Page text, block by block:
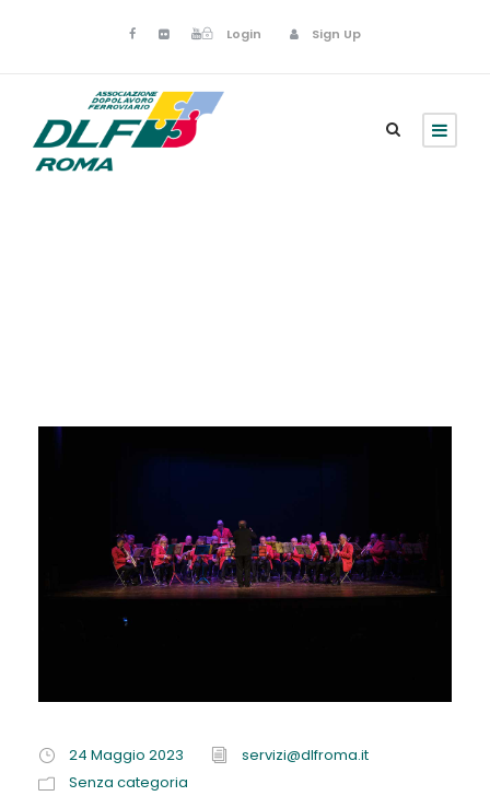
Login Sign Up
24 Maggio 2023
servizi@dlfroma.it
Senza categoria